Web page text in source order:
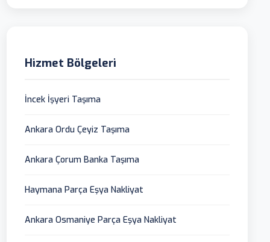
Hizmet Bölgeleri
İncek İşyeri Taşıma
Ankara Ordu Çeyiz Taşıma
Ankara Çorum Banka Taşıma
Haymana Parça Eşya Nakliyat
Ankara Osmaniye Parça Eşya Nakliyat